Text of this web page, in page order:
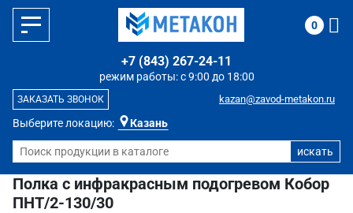
Выберите локацию: Казань
режим работы: с 9:00 до 18:00
+7 (843) 267-24-11
kazan@zavod-metakon.ru
ЗАКАЗАТЬ ЗВОНОК
0
Полка с инфракрасным подогревом Кобор
ПНТ/2-130/30